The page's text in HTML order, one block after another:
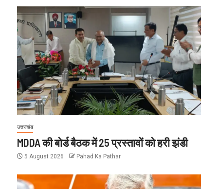
उत्तराखंड
MDDA की बोर्ड बैठक में 25 प्रस्तावों को हरी झंडी
5 August 2026 Pahad Ka Pathar